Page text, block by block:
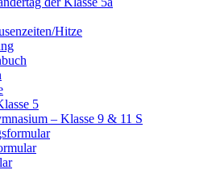
Hitze
5
– Klasse 9 & 11 S